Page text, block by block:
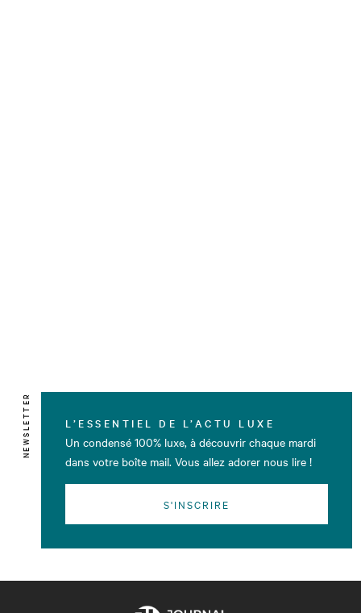
NEWSLETTER L’ESSENTIEL DE L’ACTU LUXE
Un condensé 100% luxe, à découvrir chaque mardi
dans votre boîte mail. Vous allez adorer nous lire !
S'INSCRIRE